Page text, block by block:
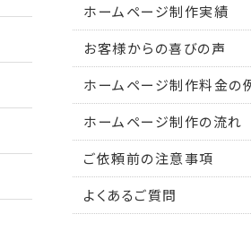
ホームページ制作実績
お客様からの喜びの声
ホームページ制作料金の
ホームページ制作の流れ
ご依頼前の注意事項
よくあるご質問